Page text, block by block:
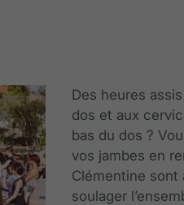
Des heures
dos et aux
bas du dos ?
vos jambes en
Clémentine
soulager